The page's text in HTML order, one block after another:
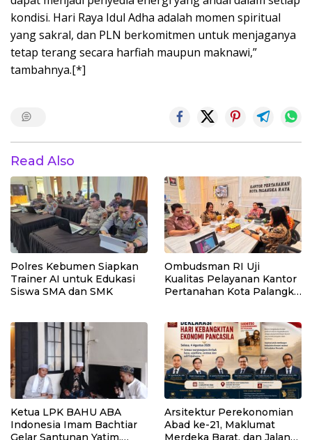
kondisi. Hari Raya Idul Adha adalah momen spiritual
yang sakral, dan PLN berkomitmen untuk menjaganya
tetap terang secara harfiah maupun maknawi,”
tambahnya.[*]
Read Also
Polres Kebumen Siapkan
Trainer AI untuk Edukasi
Siswa SMA dan SMK
Ombudsman RI Uji
Kualitas Pelayanan Kantor
Pertanahan Kota Palangka
Ketua LPK BAHU ABA
Indonesia Imam Bachtiar
Gelar Santunan Yatim,
Arsitektur Perekonomian
Abad ke-21, Maklumat
Merdeka Barat, dan Jalan